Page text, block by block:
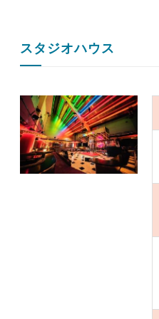
スタジオハウス